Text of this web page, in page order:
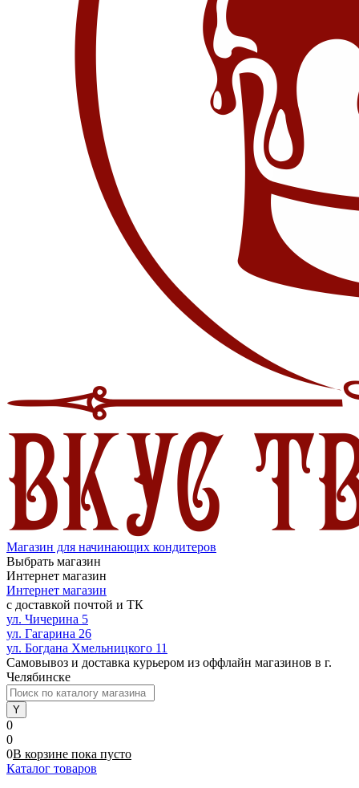
Магазин для начинающих кондитеров
Выбрать магазин
Интернет магазин
Интернет магазин
с доставкой почтой и ТК
ул. Чичерина 5
ул. Гагарина 26
ул. Богдана Хмельницкого 11
Самовывоз и доставка курьером из оффлайн магазинов в г.
Челябинске
0
0
0В корзине пока пусто
Каталог товаров